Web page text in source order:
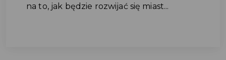
na to, jak będzie rozwijać się miast...